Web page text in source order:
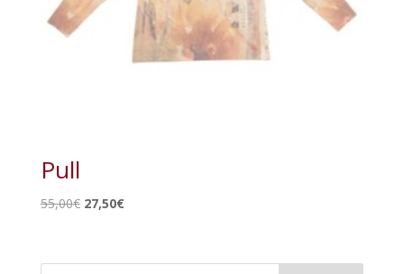
Pull
55,00€ Le
était :
27,50€Le
est :